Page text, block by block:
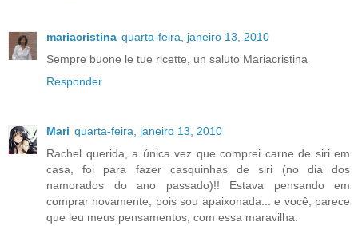
mariacristina quarta-feira, janeiro 13, 2010
Sempre buone le tue ricette, un saluto Mariacristina
Responder
Mari quarta-feira, janeiro 13, 2010
Rachel querida, a única vez que comprei carne de siri em
casa, foi para fazer casquinhas de siri (no dia dos
namorados do ano passado)!! Estava pensando em
comprar novamente, pois sou apaixonada... e você, parece
que leu meus pensamentos, com essa maravilha.